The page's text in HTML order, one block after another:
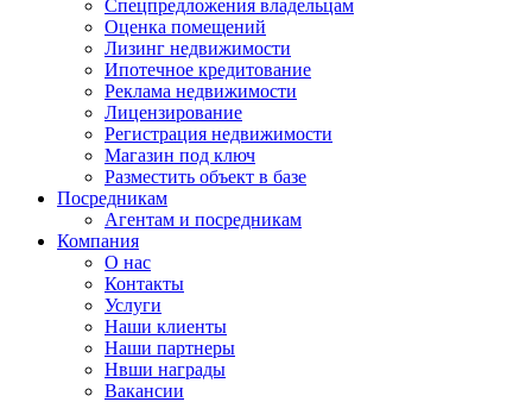
Спецпредложения владельцам
Оценка помещений
Лизинг недвижимости
Ипотечное кредитование
Реклама недвижимости
Лицензирование
Регистрация недвижимости
Магазин под ключ
Разместить объект в базе
Посредникам
Агентам и посредникам
Компания
О нас
Контакты
Услуги
Наши клиенты
Наши партнеры
Нвши награды
Вакансии